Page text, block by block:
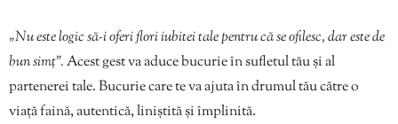
„Nu este logic să-i oferi flori iubitei tale pentru că se ofilesc, dar este de
bun simț”.Acest gest va aduce bucurie în sufletul tău și al
partenerei tale. Bucurie care te va ajuta în drumul tău către o
viață faină, autentică, liniștită și împlinită.